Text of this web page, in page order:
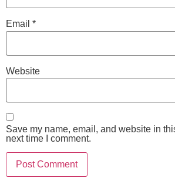
Email *
Website
Save my name, email, and website in
next time I comment.